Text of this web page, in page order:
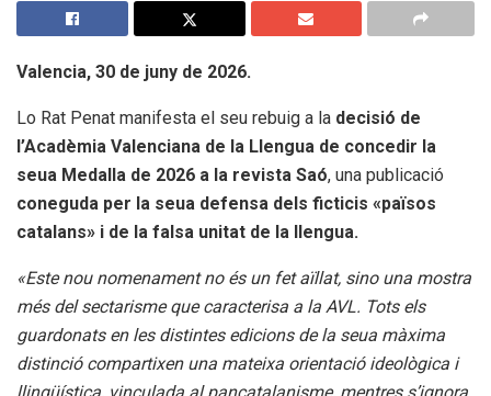
Valencia, 30 de juny de 2026.
Lo Rat Penat manifesta el seu rebuig a la decisió de
l’Acadèmia Valenciana de la Llengua de concedir la
seua Medalla de 2026 a la revista Saó, una publicació
coneguda per la seua defensa dels ficticis «països
catalans» i de la falsa unitat de la llengua.
«Este nou nomenament no és un fet aïllat, sino una mostra
més del sectarisme que caracterisa a la AVL. Tots els
guardonats en les distintes edicions de la seua màxima
distinció compartixen una mateixa orientació ideològica i